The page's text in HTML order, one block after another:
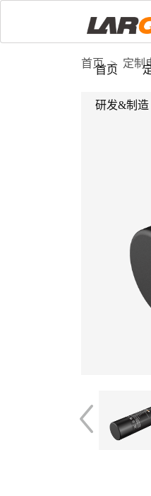
首页
研发&制造
首页 > 定制